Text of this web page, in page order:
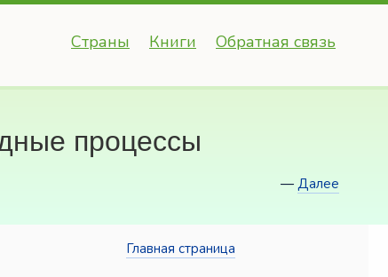
Страны Книги Обратная связь
процессы
— Далее
Главная страница